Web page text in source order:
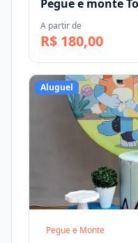
Pegue e monte
A partir de
R$ 180,00
Aluguel
Pegue e Monte